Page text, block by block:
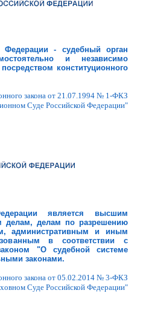
Федерации - судебный орган
и независимо
конституционного
закона от 21.07.1994 № 1-ФКЗ
Суде Российской Федерации"
является высшим
делам, делам по разрешению
административным и иным
в соответствии с
"О судебной системе
законами.
закона от 05.02.2014 № 3-ФКЗ
Суде Российской Федерации"